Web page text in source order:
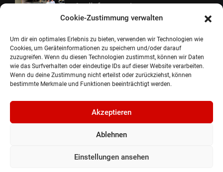
Cookie-Zustimmung verwalten
Um dir ein optimales Erlebnis zu bieten, verwenden wir Technologien wie
Cookies, um Geräteinformationen zu speichern und/oder darauf
zuzugreifen. Wenn du diesen Technologien zustimmst, können wir Daten
wie das Surfverhalten oder eindeutige IDs auf dieser Website verarbeiten.
Wenn du deine Zustimmung nicht erteilst oder zurückziehst, können
bestimmte Merkmale und Funktionen beeinträchtigt werden.
Akzeptieren
Ablehnen
Einstellungen ansehen
Auslieferung :-)
05/08/2026
besondere Übergabe
©2024, Gepflanzt Jung- und SportwagenhandelsgmbH.
Alle Rechte vorbehalten |